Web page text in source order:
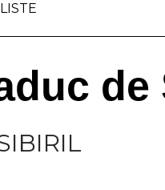
de